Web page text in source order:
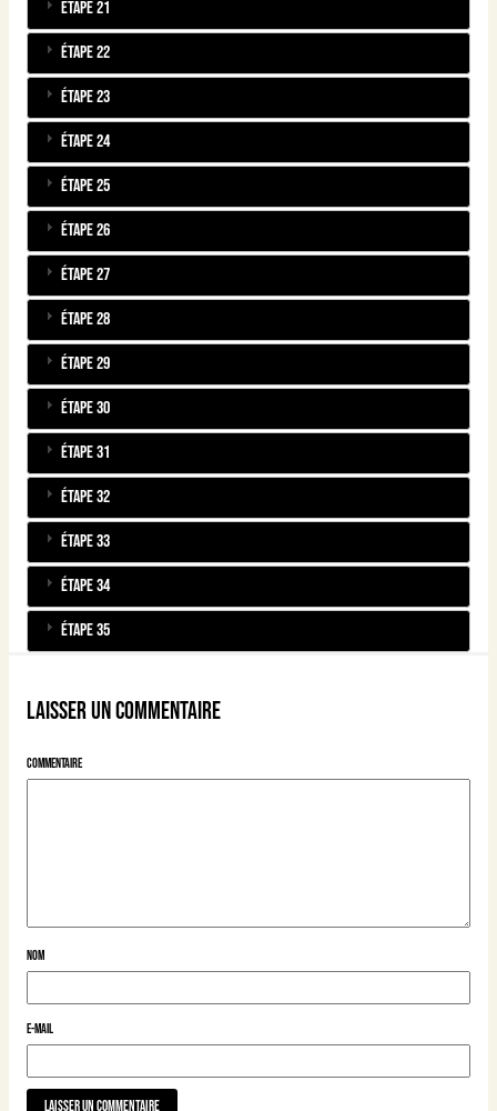
Étape 21
Étape 22
Étape 23
Étape 24
Étape 25
Étape 26
Étape 27
Étape 28
Étape 29
Étape 30
Étape 31
Étape 32
Étape 33
Étape 34
Étape 35
Laisser un commentaire
Commentaire
Nom
E-mail